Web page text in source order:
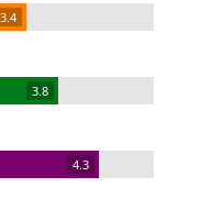
3.4
3.8
4.3